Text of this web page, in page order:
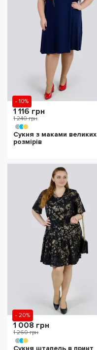
- 10%
1 116 грн
1 240 грн
Сукня з маками великих
розмірів
- 20%
1 008 грн
1 260 грн
Сукня штапель в принт